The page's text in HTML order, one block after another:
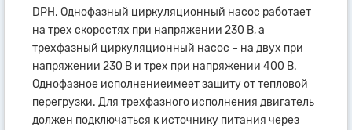
DPH. Однофазный циркуляционный насос работает
на трех скоростях при напряжении 230 В, а
трехфазный циркуляционный насос – на двух при
напряжении 230 В и трех при напряжении 400 В.
Однофазное исполнениеимеет защиту от тепловой
перегрузки. Для трехфазного исполнения двигатель
должен подключаться к источнику питания через